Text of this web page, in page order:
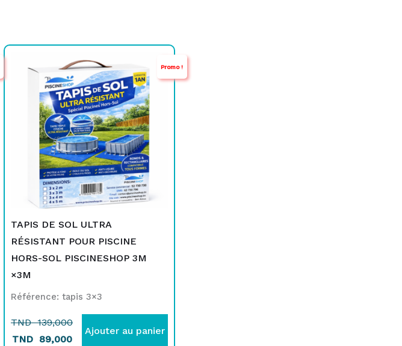
Promo !
TAPIS DE SOL ULTRA
RÉSISTANT POUR PISCINE
HORS-SOL PISCINESHOP 3M
×3M
Référence: tapis 3×3
TND139,000
initial
était :
TND
139,000.
TND 89,000
actuel
est :
TND
89,000.
Ajouter au panier